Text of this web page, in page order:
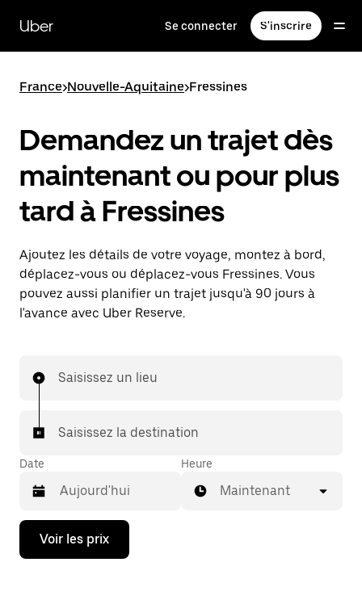
contenu
principal
Uber Se connecter S'inscrire
France>Nouvelle-Aquitaine>Fressines
Demandez un trajet dès
maintenant ou pour plus
tard à Fressines
Ajoutez les détails de votre voyage, montez à bord,
déplacez-vous ou déplacez-vous Fressines. Vous
pouvez aussi planifier un trajet jusqu'à 90 jours à
l'avance avec Uber Reserve.
Saisissez un lieu
Saisissez la destination
Date
Appuyez
la
Heure
Maintenant
Voir les prix